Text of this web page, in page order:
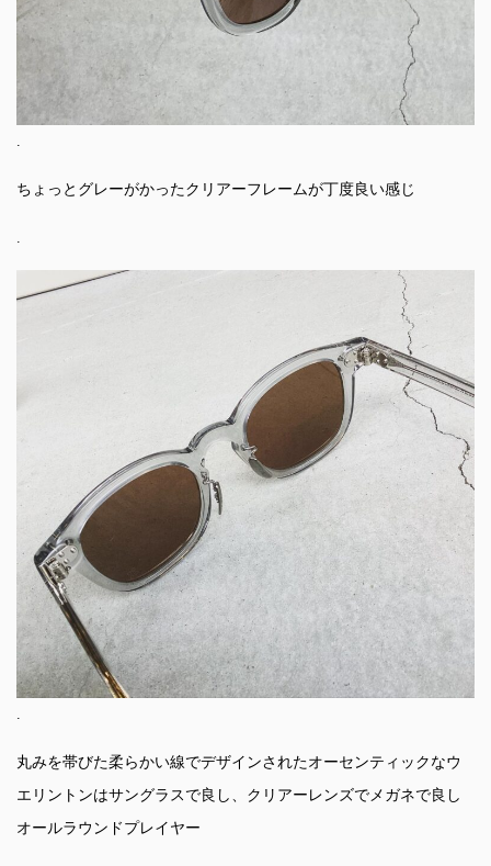
ちょっとグレーがかったクリアーフレームが丁度良い感じ
.
丸みを帯びた柔らかい線でデザインされたオーセンティックなウ
エリントンはサングラスで良し、クリアーレンズでメガネで良し
オールラウンドプレイヤー